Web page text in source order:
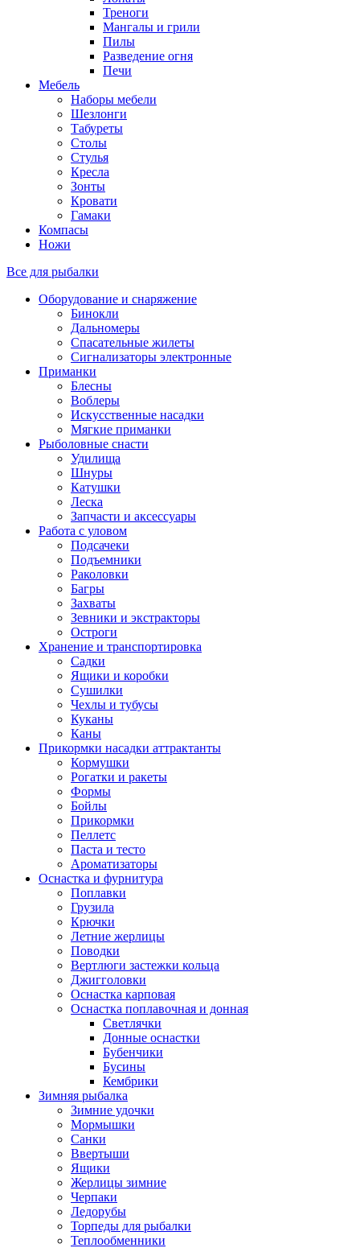
Треноги
Мангалы и грили
Пилы
Разведение огня
Печи
Мебель
Наборы мебели
Шезлонги
Табуреты
Столы
Стулья
Кресла
Зонты
Кровати
Гамаки
Компасы
Ножи
Все для рыбалки
Оборудование и снаряжение
Бинокли
Дальномеры
Спасательные жилеты
Сигнализаторы электронные
Приманки
Блесны
Воблеры
Искусственные насадки
Мягкие приманки
Рыболовные снасти
Удилища
Шнуры
Катушки
Леска
Запчасти и аксессуары
Работа с уловом
Подсачеки
Подъемники
Раколовки
Багры
Захваты
Зевники и экстракторы
Остроги
Хранение и транспортировка
Садки
Ящики и коробки
Сушилки
Чехлы и тубусы
Куканы
Каны
Прикормки насадки аттрактанты
Кормушки
Рогатки и ракеты
Формы
Бойлы
Прикормки
Пеллетс
Паста и тесто
Ароматизаторы
Оснастка и фурнитура
Поплавки
Грузила
Крючки
Летние жерлицы
Поводки
Вертлюги застежки кольца
Джигголовки
Оснастка карповая
Оснастка поплавочная и донная
Светлячки
Донные оснастки
Бубенчики
Бусины
Кембрики
Зимняя рыбалка
Зимние удочки
Мормышки
Санки
Ввертыши
Ящики
Жерлицы зимние
Черпаки
Ледорубы
Торпеды для рыбалки
Теплообменники